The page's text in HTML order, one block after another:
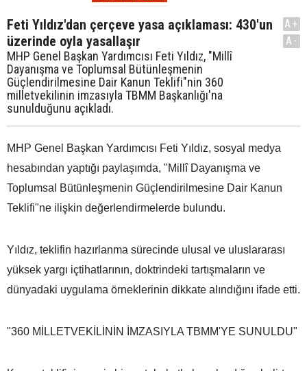
Feti Yıldız'dan çerçeve yasa açıklaması: 430'un
üzerinde oyla yasallaşır
MHP Genel Başkan Yardımcısı Feti Yıldız, "Millî
Dayanışma ve Toplumsal Bütünleşmenin
Güçlendirilmesine Dair Kanun Teklifi"nin 360
milletvekilinin imzasıyla TBMM Başkanlığı'na
sunulduğunu açıkladı.
A+
A-
MHP Genel Başkan Yardımcısı Feti Yıldız, sosyal medya
hesabından yaptığı paylaşımda, "Millî Dayanışma ve
Toplumsal Bütünleşmenin Güçlendirilmesine Dair Kanun
Teklifi"ne ilişkin değerlendirmelerde bulundu.
Yıldız, teklifin hazırlanma sürecinde ulusal ve uluslararası
yüksek yargı içtihatlarının, doktrindeki tartışmaların ve
dünyadaki uygulama örneklerinin dikkate alındığını ifade etti.
"360 MİLLETVEKİLİNİN İMZASIYLA TBMM'YE SUNULDU"